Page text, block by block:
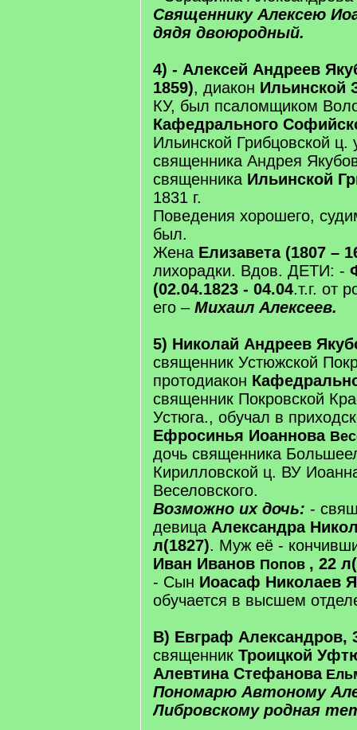
Священнику Алексею
дядя двоюродный.
4) - Алексей Андреев
1859), диакон Ильинской
КУ, был псаломщиком
Кафедрального
Ильинской Грибцовской ц.
священника Андрея
священника Ильинской
1831 г.
Поведения хорошего,
был.
Жена Елизавета (1807 –
лихорадки. Вдов. ДЕТИ: -
(02.04.1823 - 04.04.т.г. от
его – Михаил Алексеев.
5) Николай Андреев
священник Устюжской
протодиакон
священник Покровской
Устюга., обучал в
Ефросинья Иоаннова
дочь священника
Кирилловской ц. ВУ
Веселовского.
Возможно их дочь: -
девица Александра
л(1827). Муж её -
Иван Иванов Попов , 22
- Сын Иоасаф Николаев
обучается в высшем
В) Евграф Александров,
священник Троицкой
Алевтина Стефанова
Пономарю Автоному
Либровскому родная